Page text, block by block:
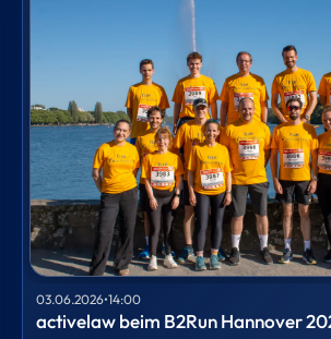
Arbeitsrecht Dr. Anton Barrein
welche Ansprüche heute schon
warum eine gesetzliche Lösung
Folgefragen aufwirft.
03.06.2026•14:00
activelaw beim B2Run Hannover